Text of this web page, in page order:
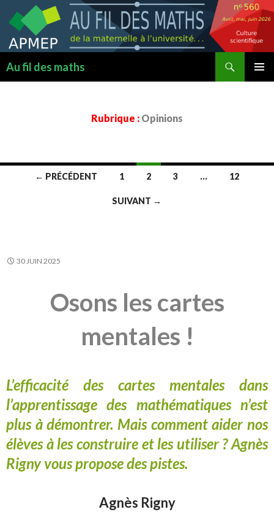
Au fil des maths
Rubrique : Opinions
Navigation
← PRÉCÉDENT 1 2 3 … 12
SUIVANT →
30 JUIN 2025
Osons les cartes
mentales !
L’efficacité des cartes mentales dans
l’apprentissage des mathématiques n’est
plus à démontrer. Mais comment aider nos
élèves à les construire et les utiliser ? Agnès
Rigny vous propose des pistes.
Agnès Rigny